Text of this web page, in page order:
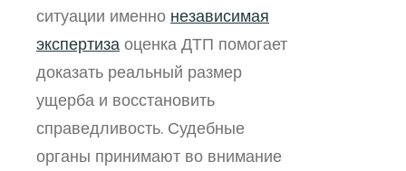
ситуации именно независимая
экспертиза оценка ДТП помогает
доказать реальный размер
ущерба и восстановить
справедливость. Судебные
органы принимают во внимание